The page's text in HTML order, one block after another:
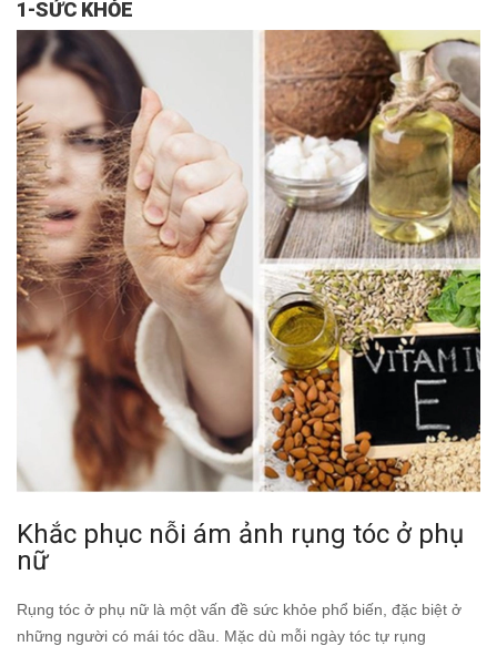
1-SỨC KHỎE
Khắc phục nỗi ám ảnh rụng tóc ở phụ
nữ
Rụng tóc ở phụ nữ là một vấn đề sức khỏe phổ biến, đặc biệt ở
những người có mái tóc dầu. Mặc dù mỗi ngày tóc tự rụng